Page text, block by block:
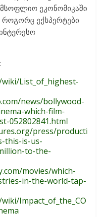
მსოფლიო ეკონომიკაში
როგორც ექსპერტები
List_of_highest-
news/bollywood-
which-film-
052802841.html
press/producti
this-is-us-
to-the-
movies/which-
in-the-world-tap-
Impact_of_the_CO